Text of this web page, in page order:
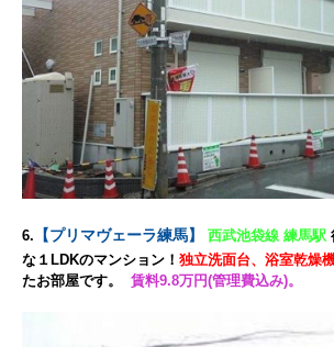
6. 【プリマヴェーラ練馬】 西武池袋線 練馬駅
な１LDKのマンション！ 独立洗面台、浴室乾燥
たお部屋です。
賃料9.8万円(管理費込み)。